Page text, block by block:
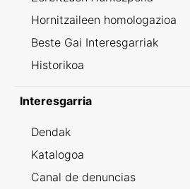
Hornitzaileen homologazioa
Beste Gai Interesgarriak
Historikoa
Interesgarria
Dendak
Katalogoa
Canal de denuncias